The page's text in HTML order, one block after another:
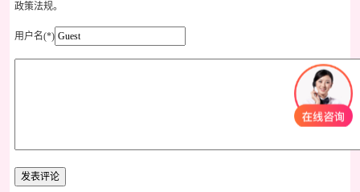
政策法规。
用户名(*)